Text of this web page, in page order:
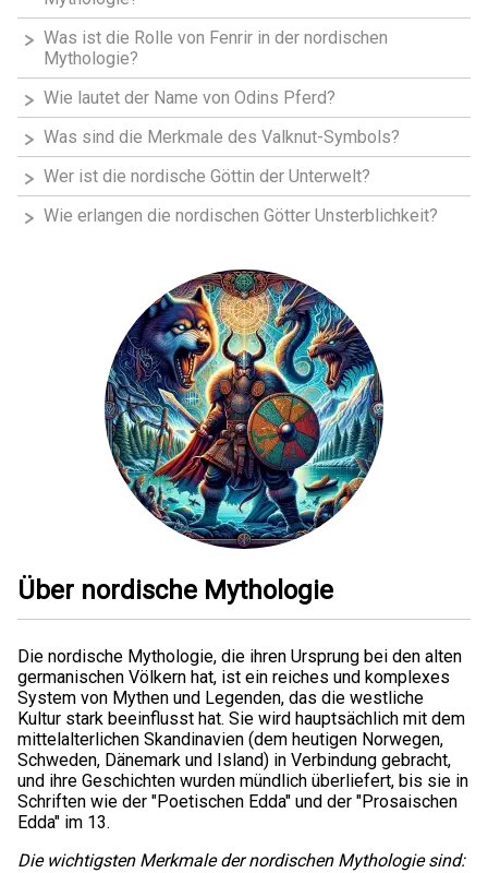
Was ist die Rolle von Fenrir in der nordischen
Mythologie?
Wie lautet der Name von Odins Pferd?
Was sind die Merkmale des Valknut-Symbols?
Wer ist die nordische Göttin der Unterwelt?
Wie erlangen die nordischen Götter Unsterblichkeit?
Über nordische Mythologie
Die nordische Mythologie, die ihren Ursprung bei den alten
germanischen Völkern hat, ist ein reiches und komplexes
System von Mythen und Legenden, das die westliche
Kultur stark beeinflusst hat. Sie wird hauptsächlich mit dem
mittelalterlichen Skandinavien (dem heutigen Norwegen,
Schweden, Dänemark und Island) in Verbindung gebracht,
und ihre Geschichten wurden mündlich überliefert, bis sie in
Schriften wie der "Poetischen Edda" und der "Prosaischen
Edda" im 13.
Die wichtigsten Merkmale der nordischen Mythologie sind: